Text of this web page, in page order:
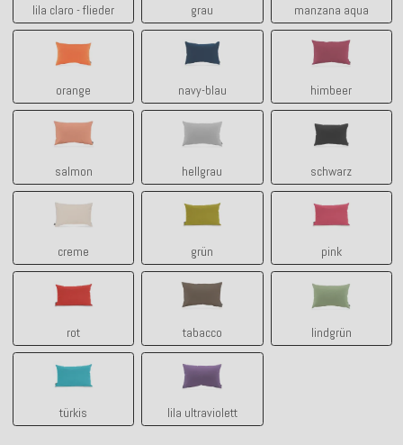
lila claro - flieder grau manzana aqua
orange navy-blau
navy-blau
himbeer
himbeer
salmon
salmon
hellgrau
hellgrau
schwarz
creme
creme
grün
grün
pink
pink
rot tabacco
tabacco
lindgrün
lindgrün
türkis
türkis
lila ultraviolett
lila ultraviolett